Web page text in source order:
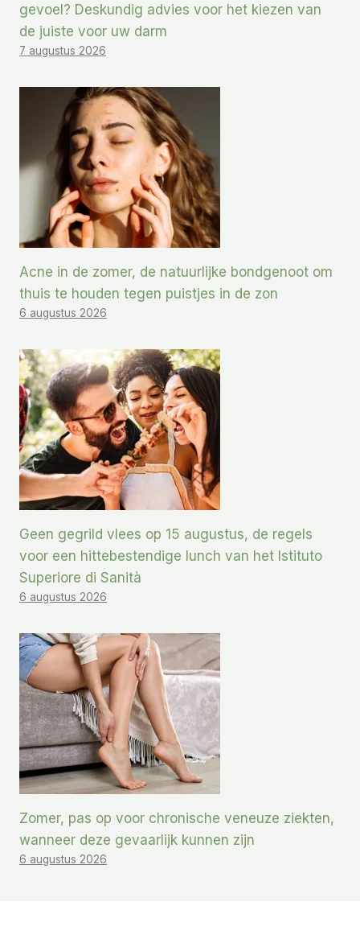
gevoel? Deskundig advies voor het kiezen van
de juiste voor uw darm
7 augustus 2026
Acne in de zomer, de natuurlijke bondgenoot om
thuis te houden tegen puistjes in de zon
6 augustus 2026
Geen gegrild vlees op 15 augustus, de regels
voor een hittebestendige lunch van het Istituto
Superiore di Sanità
6 augustus 2026
Zomer, pas op voor chronische veneuze ziekten,
wanneer deze gevaarlijk kunnen zijn
6 augustus 2026